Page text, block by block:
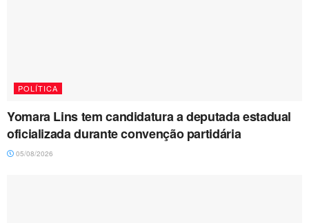
POLÍTICA
Yomara Lins tem candidatura a deputada estadual
oficializada durante convenção partidária
05/08/2026